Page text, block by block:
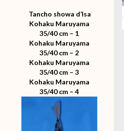
Tancho showa d’Isa
Kohaku Maruyama
35/40 cm – 1
Kohaku Maruyama
35/40 cm – 2
Kohaku Maruyama
35/40 cm – 3
Kohaku Maruyama
35/40 cm – 4